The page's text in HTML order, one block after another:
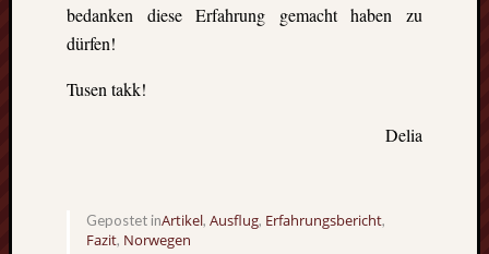
bedanken diese Erfahrung gemacht haben zu
dürfen!
Tusen takk!
Delia
Gepostet inArtikel, Ausflug, Erfahrungsbericht,
Fazit, Norwegen